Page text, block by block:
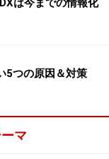
ール」
る企業情報サイ
情報データベー
です。
は今までの情報化
5つの原因＆対策
マ